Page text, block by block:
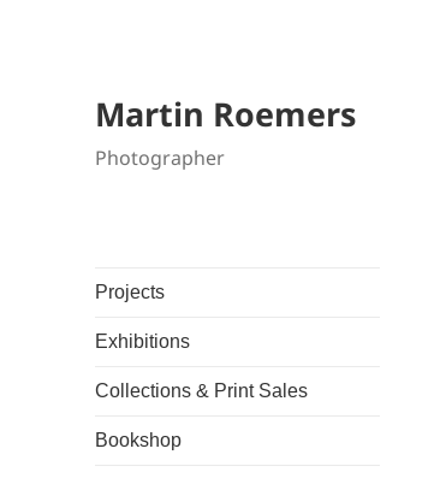
Martin Roemers
Photographer
Projects
Exhibitions
Collections & Print Sales
Bookshop